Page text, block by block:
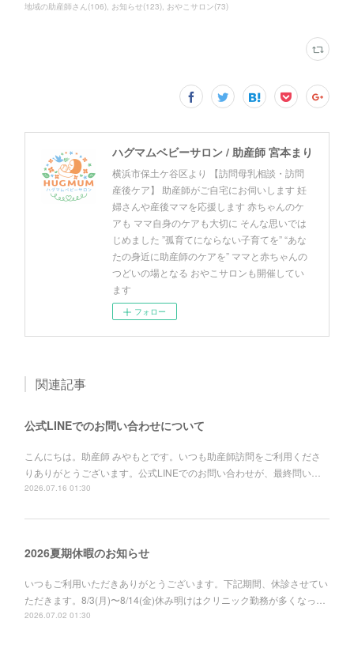
地域の助産師さん(106) お知らせ(123) おやこサロン(73)
ハグマムベビーサロン / 助産師 宮本まり
横浜市保土ケ谷区より 【訪問母乳相談・訪問
産後ケア】 助産師がご自宅にお伺いします 妊
婦さんや産後ママを応援します 赤ちゃんのケ
アも ママ自身のケアも大切に そんな思いでは
じめました ”孤育てにならない子育てを” “あな
たの身近に助産師のケアを” ママと赤ちゃんの
つどいの場となる おやこサロンも開催してい
ます
フォロー
関連記事
公式LINEでのお問い合わせについて
こんにちは。助産師 みやもとです。いつも助産師訪問をご利用くださ
りありがとうございます。公式LINEでのお問い合わせが、最終問い…
2026.07.16 01:30
2026夏期休暇のお知らせ
いつもご利用いただきありがとうございます。下記期間、休診させてい
ただきます。8/3(月)〜8/14(金)休み明けはクリニック勤務が多くなっ…
2026.07.02 01:30